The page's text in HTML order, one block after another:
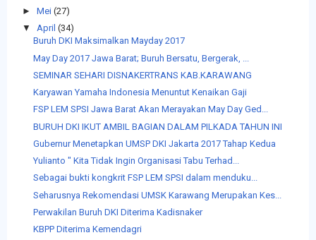
► Mei (27)
▼
April (34)
Buruh DKI Maksimalkan Mayday 2017
May Day 2017 Jawa Barat; Buruh Bersatu, Bergerak, ...
SEMINAR SEHARI DISNAKERTRANS KAB.KARAWANG
Karyawan Yamaha Indonesia Menuntut Kenaikan Gaji
FSP LEM SPSI Jawa Barat Akan Merayakan May Day Ged...
BURUH DKI IKUT AMBIL BAGIAN DALAM PILKADA TAHUN INI
Gubernur Menetapkan UMSP DKI Jakarta 2017 Tahap Kedua
Yulianto " Kita Tidak Ingin Organisasi Tabu Terhad...
Sebagai bukti kongkrit FSP LEM SPSI dalam menduku...
Seharusnya Rekomendasi UMSK Karawang Merupakan Kes...
Perwakilan Buruh DKI Diterima Kadisnaker
KBPP Diterima Kemendagri